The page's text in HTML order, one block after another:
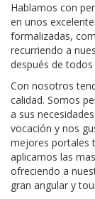
Hablamos con
en unos
formalizadas,
recurriendo a
después de
Con nosotros
calidad. Somos
a sus
vocación y nos
mejores portales
aplicamos las
ofreciendo a
gran angular y